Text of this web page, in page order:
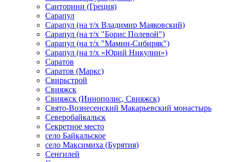
Санторини (Греция)
Сарапул
Сарапул (на т/х Владимир Маяковский)
Сарапул (на т/х "Борис Полевой")
Сарапул (на т/х "Мамин-Сибиряк")
Сарапул (на т/х «Юрий Никулин»)
Саратов
Саратов (Маркс)
Свирьстрой
Свияжск
Свияжск (Иннополис, Свияжск)
Свято-Вознесенский Макарьевский монастырь
Северобайкальск
Секретное место
село Байкальское
село Максимиха (Бурятия)
Сенгилей